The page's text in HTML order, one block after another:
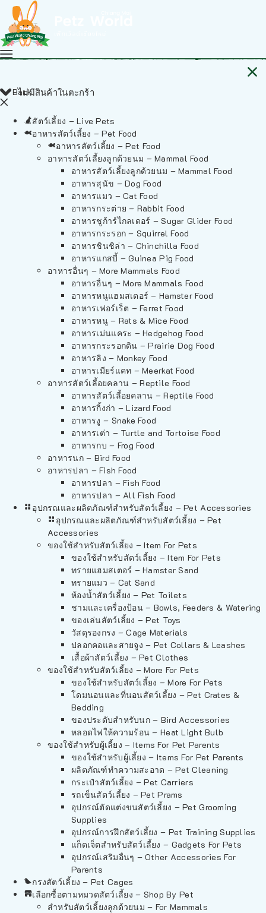
ไม่มีสินค้าในตะกร้า
Back
สัตว์เลี้ยง – Live Pets
อาหารสัตว์เลี้ยง – Pet Food
อาหารสัตว์เลี้ยง – Pet Food
อาหารสัตว์เลี้ยงลูกด้วยนม – Mammal Food
อาหารสัตว์เลี้ยงลูกด้วยนม – Mammal Food
อาหารสุนัข – Dog Food
อาหารแมว – Cat Food
อาหารกระต่าย – Rabbit Food
อาหารชูก้าร์ไกลเดอร์ – Sugar Glider Food
อาหารกระรอก – Squirrel Food
อาหารชินชิล่า – Chinchilla Food
อาหารแกสบี้ – Guinea Pig Food
อาหารอื่นๆ – More Mammals Food
อาหารอื่นๆ – More Mammals Food
อาหารหนูแฮมสเตอร์ – Hamster Food
อาหารเฟอร์เร็ต – Ferret Food
อาหารหนู – Rats & Mice Food
อาหารเม่นแคระ – Hedgehog Food
อาหารกระรอกดิน – Prairie Dog Food
อาหารลิง – Monkey Food
อาหารเมียร์แคท – Meerkat Food
อาหารสัตว์เลี้อยคลาน – Reptile Food
อาหารสัตว์เลี้อยคลาน – Reptile Food
อาหารกิ้งก่า – Lizard Food
อาหารงู – Snake Food
อาหารเต่า – Turtle and Tortoise Food
อาหารกบ – Frog Food
อาหารนก – Bird Food
อาหารปลา – Fish Food
อาหารปลา – Fish Food
อาหารปลา – All Fish Food
อุปกรณและผลิตภัณฑ์สำหรับสัตว์เลี้ยง – Pet Accessories
อุปกรณและผลิตภัณฑ์สำหรับสัตว์เลี้ยง – Pet
Accessories
ของใช้สำหรับสัตว์เลี้ยง – Item For Pets
ของใช้สำหรับสัตว์เลี้ยง – Item For Pets
ทรายแฮมสเตอร์ – Hamster Sand
ทรายแมว – Cat Sand
ห้องน้ำสัตว์เลี้ยง – Pet Toilets
ชามและเครื่องป้อน – Bowls, Feeders & Watering
ของเล่นสัตว์เลี้ยง – Pet Toys
วัสดุรองกรง – Cage Materials
ปลอกคอและสายจูง – Pet Collars & Leashes
เสื้อผ้าสัตว์เลี้ยง – Pet Clothes
ของใช้สำหรับสัตว์เลี้ยง – More For Pets
ของใช้สำหรับสัตว์เลี้ยง – More For Pets
โดมนอนและที่นอนสัตว์เลี้ยง – Pet Crates &
Bedding
ของประดับสำหรับนก – Bird Accessories
หลอดไฟให้ความร้อน – Heat Light Bulb
ของใช้สำหรับผู้เลี้ยง – Items For Pet Parents
ของใช้สำหรับผู้เลี้ยง – Items For Pet Parents
ผลิตภัณฑ์ทำความสะอาด – Pet Cleaning
กระเป๋าสัตว์เลี้ยง – Pet Carriers
รถเข็นสัตว์เลี้ยง – Pet Prams
อุปกรณ์ตัดแต่งขนสัตว์เลี้ยง – Pet Grooming
Supplies
อุปกรณ์การฝึกสัตว์เลี้ยง – Pet Training Supplies
แก็ดเจ็ตสำหรับสัตว์เลี้ยง – Gadgets For Pets
อุปกรณ์เสริมอื่นๆ – Other Accessories For
Parents
กรงสัตว์เลี้ยง – Pet Cages
เลือกซื้อตามหมวดสัตว์เลี้ยง – Shop By Pet
สำหรับสัตว์เลี้ยงลูกด้วยนม – For Mammals